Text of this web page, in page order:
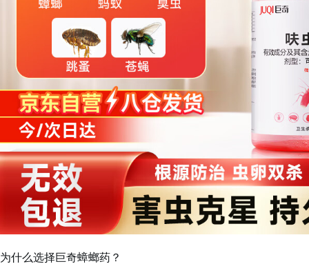
为什么选择巨奇蟑螂药？